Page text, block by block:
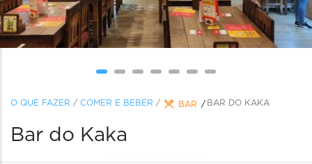
O QUE FAZER / COMER E BEBER / BAR BAR DO KAKA
Bar do Kaka